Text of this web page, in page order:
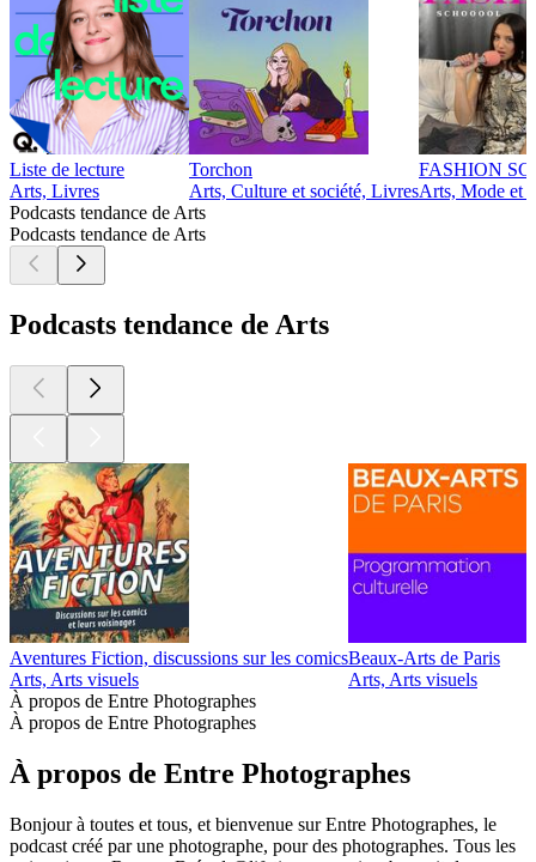
Liste de lecture
Arts, Livres
Torchon
Arts, Culture et société, Livres
FASHION
Arts, Mode et
Podcasts tendance de Arts
Podcasts tendance de Arts
Podcasts tendance de Arts
Aventures Fiction, discussions sur les comics
Arts, Arts visuels
Beaux-Arts de Paris
Arts, Arts visuels
À propos de Entre Photographes
À propos de Entre Photographes
À propos de Entre Photographes
Bonjour à toutes et tous, et bienvenue sur Entre Photographes, le
podcast créé par une photographe, pour des photographes. Tous les